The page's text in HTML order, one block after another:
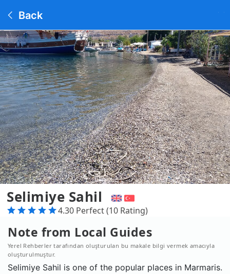
Back
Selimiye Sahil
4.30 Perfect (10 Rating)
Note from Local Guides
Yerel Rehberler tarafından oluşturulan bu makale bilgi vermek amacıyla
oluşturulmuştur.
Selimiye Sahil is one of the popular places in Marmaris.